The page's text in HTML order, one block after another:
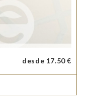
desde 17.50 €